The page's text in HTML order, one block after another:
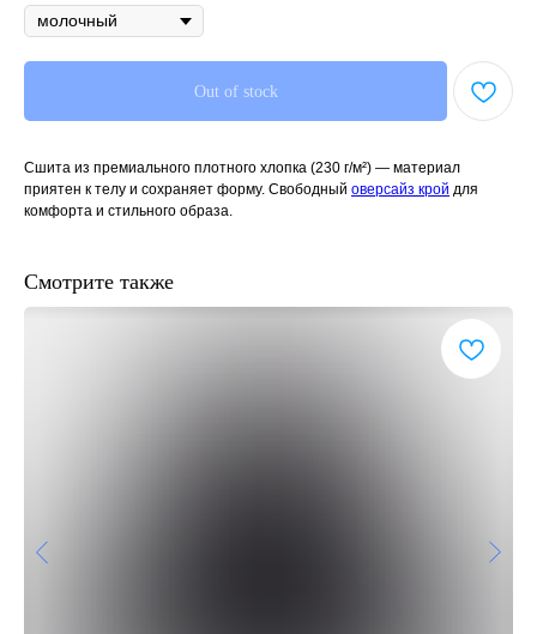
Out of stock
Сшита из премиального плотного хлопка (230 г/м²) — материал
приятен к телу и сохраняет форму. Свободный оверсайз крой для
комфорта и стильного образа.
Смотрите также